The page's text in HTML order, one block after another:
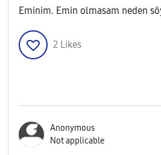
Eminim. Emin olmasam neden
2 Likes
Anonymous
Not applicable